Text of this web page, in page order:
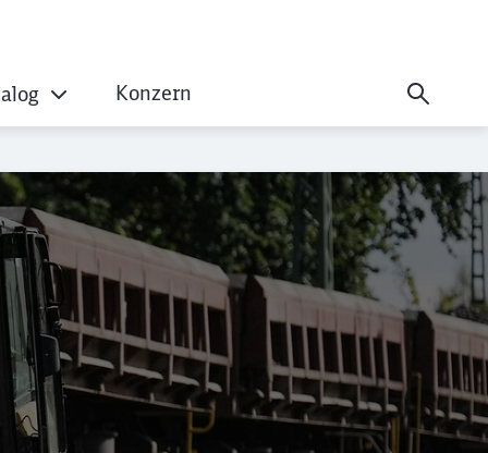
Konzern